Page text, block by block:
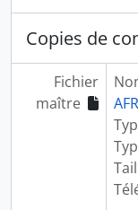
Copies de
Fichier
maître